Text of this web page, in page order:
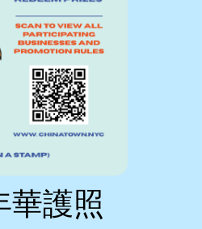
華護照